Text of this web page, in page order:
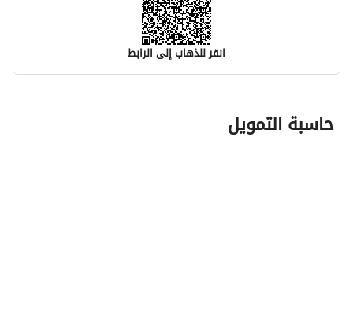
انقر للذهاب إلى الرابط
معلومات مسؤول الإعلان
اسم المسؤول
حاسبة التمويل